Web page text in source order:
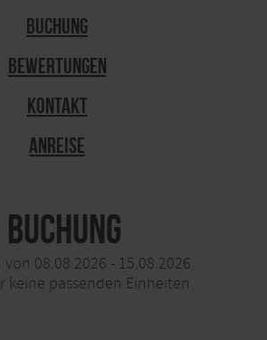
Buchung
Bewertungen
Kontakt
Anreise
Buchung
08.08.2026 - 15.08.2026
keine passenden Einheiten